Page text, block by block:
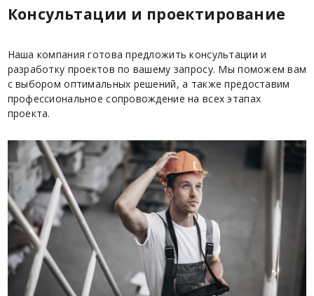
Консультации и проектирование
Наша компания готова предложить консультации и
разработку проектов по вашему запросу. Мы поможем вам
с выбором оптимальных решений, а также предоставим
профессиональное сопровождение на всех этапах
проекта.